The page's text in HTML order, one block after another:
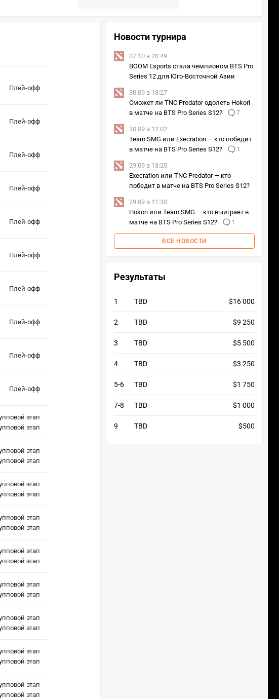
Плей-офф
Плей-офф
Плей-офф
Плей-офф
Плей-офф
Плей-офф
Плей-офф
Плей-офф
Плей-офф
Плей-офф
этап
этап
этап
этап
этап
этап
этап
этап
этап
этап
этап
этап
этап
этап
этап
этап
этап
этап
Новости турнира
07.10 в 20:49
BOOM Esports стала чемпионом BTS Pro
Series 12 для Юго-Восточной Азии
30.09 в 13:27
Сможет ли TNC Predator одолеть Hokori
в матче на BTS Pro Series S12?
7
30.09 в 12:02
Team SMG или Execration — кто победит
в матче на BTS Pro Series S12?
1
29.09 в 13:25
Execration или TNC Predator — кто
победит в матче на BTS Pro Series S12?
29.09 в 11:30
Hokori или Team SMG — кто выиграет в
матче на BTS Pro Series S12?
1
ВСЕ НОВОСТИ
Результаты
1 TBD $16 000
2 TBD $9 250
3 TBD $5 500
4 TBD $3 250
5-6 TBD $1 750
7-8 TBD $1 000
9 TBD $500